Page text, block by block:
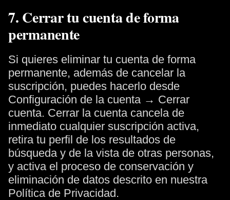
7. Cerrar tu cuenta de forma
permanente
Si quieres eliminar tu cuenta de forma
permanente, además de cancelar la
suscripción, puedes hacerlo desde
Configuración de la cuenta → Cerrar
cuenta. Cerrar la cuenta cancela de
inmediato cualquier suscripción activa,
retira tu perfil de los resultados de
búsqueda y de la vista de otras personas,
y activa el proceso de conservación y
eliminación de datos descrito en nuestra
Política de Privacidad.